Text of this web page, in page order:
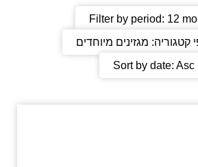
Filter by period: 12
קטגוריה: מגזינים מיוחדים
Sort by date: Asc